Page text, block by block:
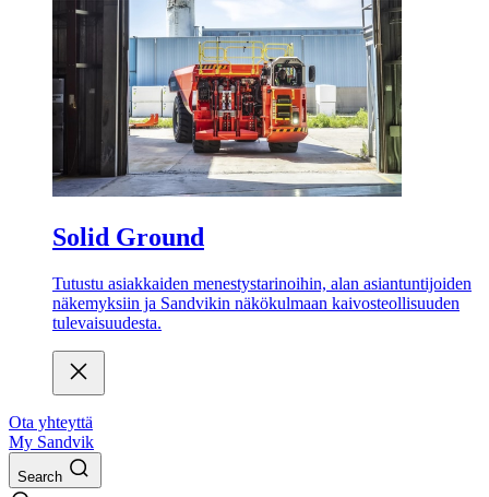
Solid Ground
Tutustu asiakkaiden menestystarinoihin, alan asiantuntijoiden
näkemyksiin ja Sandvikin näkökulmaan kaivosteollisuuden
tulevaisuudesta.
Ota yhteyttä
My Sandvik
Search